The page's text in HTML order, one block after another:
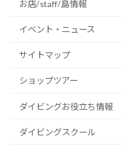
お店/staff/島情報
イベント・ニュース
サイトマップ
ショップツアー
ダイビングお役立ち情報
ダイビングスクール